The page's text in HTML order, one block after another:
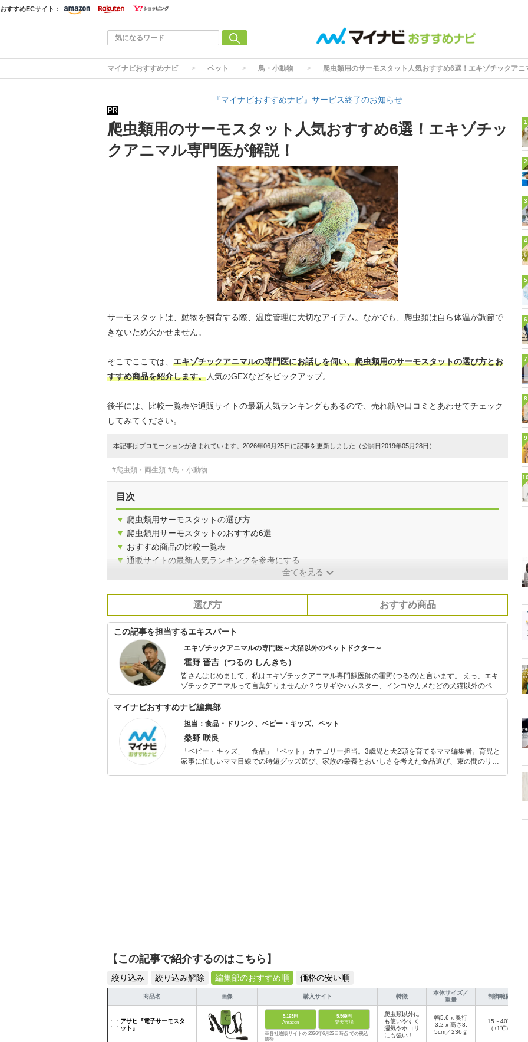
おすすめECサイト：
マイナビおすすめナビ ペット 鳥・小動物 爬虫類用のサーモスタット人気おすすめ6選！エキゾチックアニ
『マイナビおすすめナビ』サービス終了のお知らせ
PR
爬虫類用のサーモスタット人気おすすめ6選！エキゾチッ
クアニマル専門医が解説！
サーモスタットは、動物を飼育する際、温度管理に大切なアイテム。なかでも、爬虫類は自ら体温が調節で
きないため欠かせません。
そこでここでは、 エキゾチックアニマルの専門医にお話しを伺い、爬虫類用のサーモスタットの選び方とお
すすめ商品を紹介します。人気のGEXなどをピックアップ。
後半には、比較一覧表や通販サイトの最新人気ランキングもあるので、売れ筋や口コミとあわせてチェック
してみてください。
本記事はプロモーションが含まれています。2026年06月25日に記事を更新しました（公開日2019年05月28日）
#爬虫類・両生類 #鳥・小動物
目次
▼ 爬虫類用サーモスタットの選び方
▼ 爬虫類用サーモスタットのおすすめ6選
▼ おすすめ商品の比較一覧表
▼ 通販サイトの最新人気ランキングを参考にする
全てを見る
選び方 おすすめ商品
この記事を担当するエキスパート
エキゾチックアニマルの専門医～犬猫以外のペットドクター～
霍野 晋吉（つるの しんきち）
皆さんはじめまして、私はエキゾチックアニマル専門獣医師の霍野(つるの)と言います。 えっ、エキ
ゾチックアニマルって言葉知りませんか？ウサギやハムスター、インコやカメなどの犬猫以外のペッ
トを指します。 23年前に日本初の専門病院である『エキゾチックペットクリニック』を開業しまし
た。症例数は月に400件を超えているベテラン獣医師です。他にもエキゾチックアニマルのセミナーも
方は、【Dr.ツルのエキゾチックアニマル情報室】をご覧になってください。専門獣医師によるサイト
ですので、他にはない病気の記事も多く、とても役にたつこと間違いなしです。 ウサギの専門家によ
る【一般社団法人日本コンパニオンラビット協会】の理事長としても、2020年10月から活動をしま
す。こちらも、ウサギ好きな方は必見ですよ。ウサギの検定を受けてみませんか？ エキゾチックアニ
マルに関することは勿論のこと、ご縁を感じた方がいましたら、いつでもお声かけてください。
マイナビおすすめナビ編集部
担当：食品・ドリンク、ベビー・キッズ、ペット
桑野 咲良
「ベビー・キッズ」「食品」「ペット」カテゴリー担当。3歳児と犬2頭を育てるママ編集者。育児と
家事に忙しいママ目線での時短グッズ選び、家族の栄養とおいしさを考えた食品選び、束の間のリラ
【この記事で紹介するのはこちら】
絞り込み 絞り込み解除 編集部のおすすめ順 価格の安い順
商品名 画像 購入サイト 特徴
本体サイズ／
重量
制御範囲
アサヒ『電子サーモスタ
ット』
5,193円
Amazon
5,569円
楽天市場
※各社通販サイトの 2026年6月22日時点 での税込
価格
爬虫類以外に
も使いやすく
湿気やホコリ
にも強い！
幅5.6 x 奥行
3.2 x 高さ8.
5cm／236ｇ
15～40℃
（±1℃）
1
2
3
4
5
6
7
8
9